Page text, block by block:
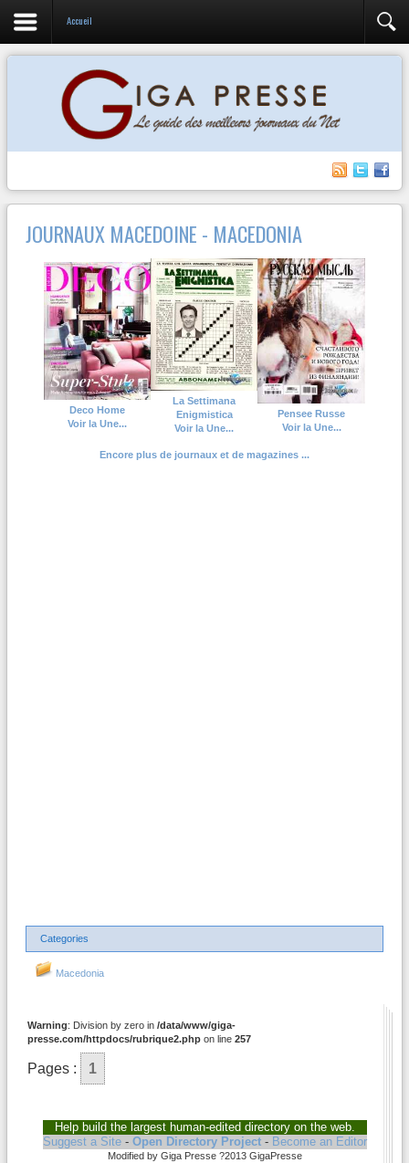
Accueil
JOURNAUX MACEDOINE - MACEDONIA
Deco Home
Voir la Une...
La Settimana
Enigmistica
Voir la Une...
Pensee Russe
Voir la Une...
Encore plus de journaux et de magazines ...
Categories
Macedonia
Warning: Division by zero in /data/www/giga-
presse.com/httpdocs/rubrique2.php on line 257
Pages : 1
Help build the largest human-edited directory on the web.
Suggest a Site- Open Directory Project- Become an Editor
Modified by Giga Presse ?2013 GigaPresse